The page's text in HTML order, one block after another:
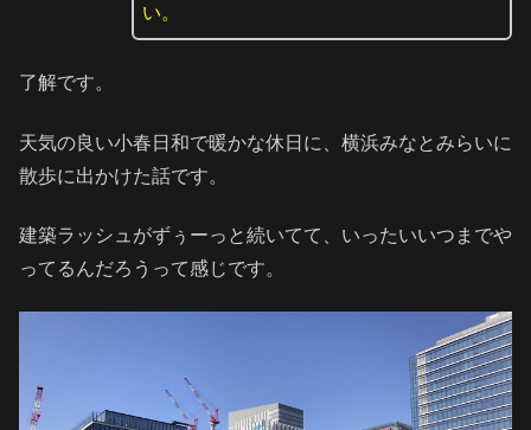
い。
了解です。
天気の良い小春日和で暖かな休日に、横浜みなとみらいに
散歩に出かけた話です。
建築ラッシュがずぅーっと続いてて、いったいいつまでや
ってるんだろうって感じです。